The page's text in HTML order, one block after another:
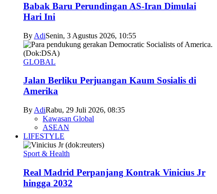
Babak Baru Perundingan AS-Iran Dimulai
Hari Ini
By AdiSenin, 3 Agustus 2026, 10:55
GLOBAL
Jalan Berliku Perjuangan Kaum Sosialis di
Amerika
By AdiRabu, 29 Juli 2026, 08:35
Kawasan Global
ASEAN
LIFESTYLE
Sport & Health
Real Madrid Perpanjang Kontrak Vinicius Jr
hingga 2032